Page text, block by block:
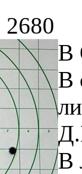
2680
В
В
В